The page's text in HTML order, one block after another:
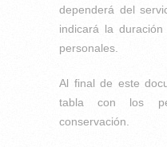
dependerá del
indicará la
personales.
Al final de este
tabla con los
conservación.